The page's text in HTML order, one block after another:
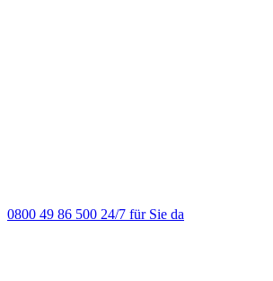
0800 49 86 500 24/7 für Sie da